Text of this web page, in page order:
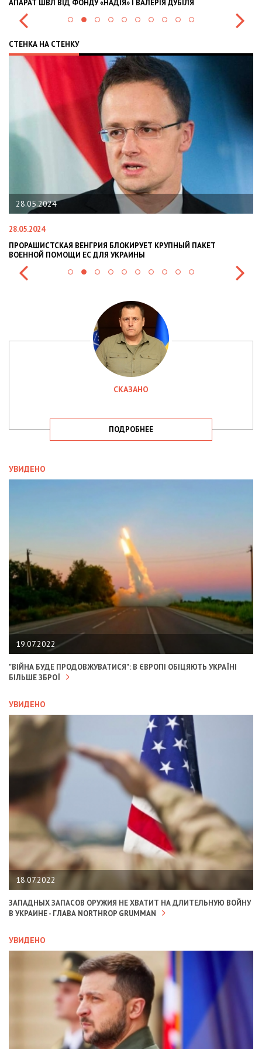
АПАРАТ ШВЛ ВІД ФОНДУ «НАДІЯ» І ВАЛЕРІЯ ДУБІЛЯ
СТЕНКА НА СТЕНКУ
28.05.2024
28.05.2024
ПРОРАШИСТСКАЯ ВЕНГРИЯ БЛОКИРУЕТ КРУПНЫЙ ПАКЕТ
ВОЕННОЙ ПОМОЩИ ЕС ДЛЯ УКРАИНЫ
СКАЗАНО
ПОДРОБНЕЕ
УВИДЕНО
19.07.2022
"ВІЙНА БУДЕ ПРОДОВЖУВАТИСЯ": В ЄВРОПІ ОБІЦЯЮТЬ УКРАЇНІ
БІЛЬШЕ ЗБРОЇ
УВИДЕНО
18.07.2022
ЗАПАДНЫХ ЗАПАСОВ ОРУЖИЯ НЕ ХВАТИТ НА ДЛИТЕЛЬНУЮ ВОЙНУ
В УКРАИНЕ - ГЛАВА NORTHROP GRUMMAN
УВИДЕНО